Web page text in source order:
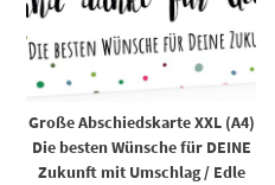
Große Abschiedskarte XXL (A4)
Die besten Wünsche für DEINE
Zukunft mit Umschlag / Edle